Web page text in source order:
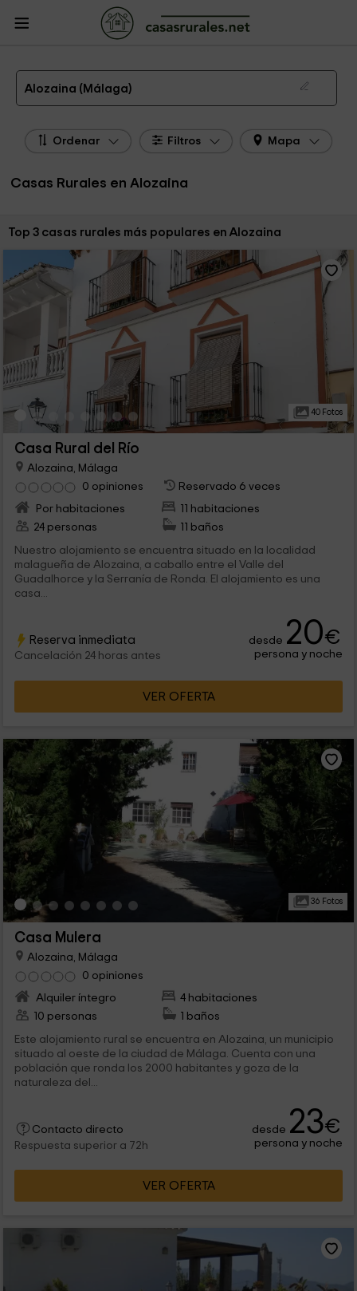
Casas Rurales
Málaga
Casas Rurales Alozaina
Las 3 mejores casas rurales en Alozaina de 2026
Alozaina (Málaga)
Ordenar Filtros Mapa
Casas Rurales en Alozaina
Ordenar por:
Top 3 casas rurales más populares en Alozaina
40 Fotos
Casa Rural del Río
Alozaina, Málaga
0 opiniones
Reservado 6 veces
Por habitaciones
11 habitaciones
24 personas
11 baños
Nuestro alojamiento se encuentra situado en la localidad
malagueña de Alozaina, a caballo entre el Valle del
Guadalhorce y la Serranía de Ronda. El alojamiento es una
casa...
Reserva inmediata
Cancelación 24 horas antes
desde 20€
persona y noche
VER OFERTA
36 Fotos
Casa Mulera
Alozaina, Málaga
0 opiniones
Alquiler íntegro
4 habitaciones
10 personas
1 baños
Este alojamiento rural se encuentra en Alozaina, un municipio
situado al oeste de la ciudad de Málaga. Cuenta con una
población que ronda los 2000 habitantes y goza de la
naturaleza del...
Contacto directo
Respuesta superior a 72h
desde 23€
persona y noche
VER OFERTA